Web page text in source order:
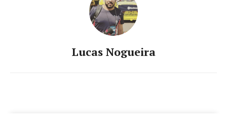
Lucas Nogueira